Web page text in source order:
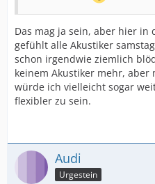
Das mag ja sein, aber hier
gefühlt alle Akustiker
schon irgendwie ziemlich
keinem Akustiker mehr, aber
würde ich vielleicht sogar
flexibler zu sein.
Audi
Urgestein